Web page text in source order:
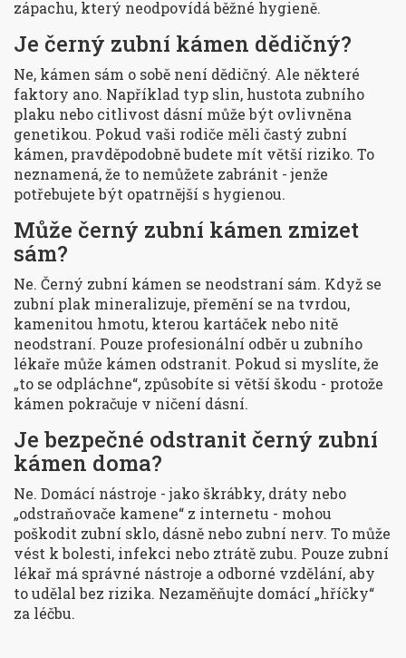
zápachu, který neodpovídá běžné hygieně.
Je černý zubní kámen dědičný?
Ne, kámen sám o sobě není dědičný. Ale některé
faktory ano. Například typ slin, hustota zubního
plaku nebo citlivost dásní může být ovlivněna
genetikou. Pokud vaši rodiče měli častý zubní
kámen, pravděpodobně budete mít větší riziko. To
neznamená, že to nemůžete zabránit - jenže
potřebujete být opatrnější s hygienou.
Může černý zubní kámen zmizet
sám?
Ne. Černý zubní kámen se neodstraní sám. Když se
zubní plak mineralizuje, přemění se na tvrdou,
kamenitou hmotu, kterou kartáček nebo nitě
neodstraní. Pouze profesionální odběr u zubního
lékaře může kámen odstranit. Pokud si myslíte, že
„to se odpláchne“, způsobíte si větší škodu - protože
kámen pokračuje v ničení dásní.
Je bezpečné odstranit černý zubní
kámen doma?
Ne. Domácí nástroje - jako škrábky, dráty nebo
„odstraňovače kamene“ z internetu - mohou
poškodit zubní sklo, dásně nebo zubní nerv. To může
vést k bolesti, infekci nebo ztrátě zubu. Pouze zubní
lékař má správné nástroje a odborné vzdělání, aby
to udělal bez rizika. Nezaměňujte domácí „hříčky“
za léčbu.